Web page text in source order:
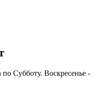
по Субботу. Воскресенье -